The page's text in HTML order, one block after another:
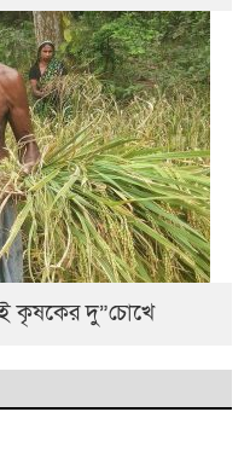
কৃষকের দু”চোখে